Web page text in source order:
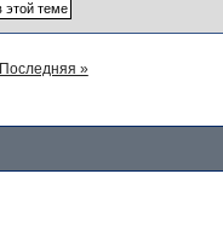
Последняя »